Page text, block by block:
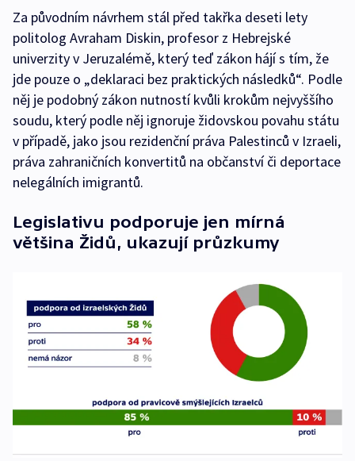
Za původním návrhem stál před takřka deseti lety
politolog Avraham Diskin, profesor z Hebrejské
univerzity v Jeruzalémě, který teď zákon hájí s tím, že
jde pouze o „deklaraci bez praktických následků“. Podle
něj je podobný zákon nutností kvůli krokům nejvyššího
soudu, který podle něj ignoruje židovskou povahu státu
v případě, jako jsou rezidenční práva Palestinců v Izraeli,
práva zahraničních konvertitů na občanství či deportace
nelegálních imigrantů.
Legislativu podporuje jen mírná
většina Židů, ukazují průzkumy